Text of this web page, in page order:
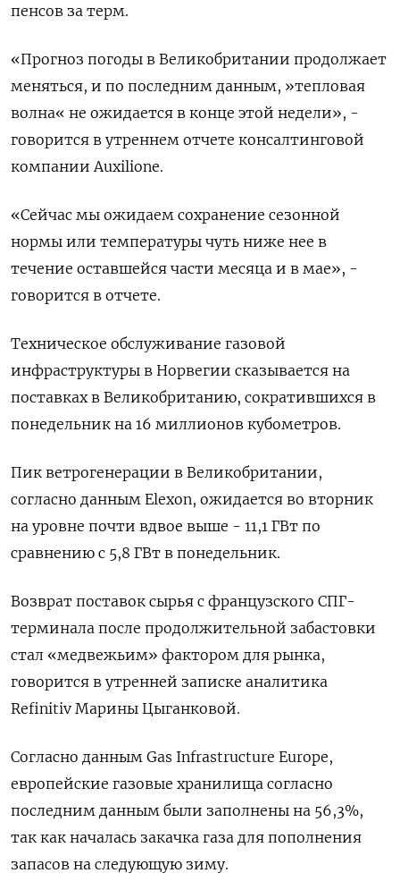
пенсов за терм.
«Прогноз погоды в Великобритании продолжает
меняться, и по последним данным, »тепловая
волна« не ожидается в конце этой недели», -
говорится в утреннем отчете консалтинговой
компании Auxilione.
«Сейчас мы ожидаем сохранение сезонной
нормы или температуры чуть ниже нее в
течение оставшейся части месяца и в мае», -
говорится в отчете.
Техническое обслуживание газовой
инфраструктуры в Норвегии сказывается на
поставках в Великобританию, сократившихся в
понедельник на 16 миллионов кубометров.
Пик ветрогенерации в Великобритании,
согласно данным Elexon, ожидается во вторник
на уровне почти вдвое выше - 11,1 ГВт по
сравнению с 5,8 ГВт в понедельник.
Возврат поставок сырья с французского СПГ-
терминала после продолжительной забастовки
стал «медвежьим» фактором для рынка,
говорится в утренней записке аналитика
Refinitiv Марины Цыганковой.
Согласно данным Gas Infrastructure Europe,
европейские газовые хранилища согласно
последним данным были заполнены на 56,3%,
так как началась закачка газа для пополнения
запасов на следующую зиму.